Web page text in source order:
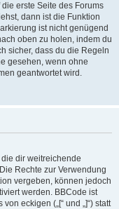
erste Seite des Forums
dann ist die Funktion
ist nicht genügend
oben zu holen, indem du
sicher, dass du die Regeln
gesehen, wenn ohne
geantwortet wird.
dir weitreichende
Rechte zur Verwendung
vergeben, können jedoch
werden. BBCode ist
eckigen („[“ und „]“) statt